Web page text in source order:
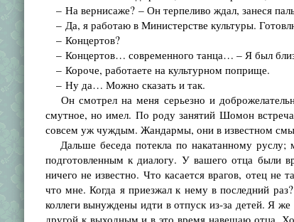
– На вернисаже? – Он терпеливо ждал, занеся
– Да, я работаю в Министерстве культуры.
– Концертов?
– Концертов… современного танца… – Я был
– Короче, работаете на культурном поприще.
– Ну да… Можно сказать и так.
Он смотрел на меня серьезно и
смутное, но имел. По роду занятий Шомон
совсем уж чуждым. Жандармы, они в известном
Дальше беседа потекла по накатанному руслу;
подготовлен­ным к диалогу. У вашего отца были
ничего не известно. Что касается врагов, отец не
что мне. Когда я приезжал к нему в последний
коллеги вынуждены идти в отпуск из-за детей. Я
другой к выходным и в это время навещаю отца.